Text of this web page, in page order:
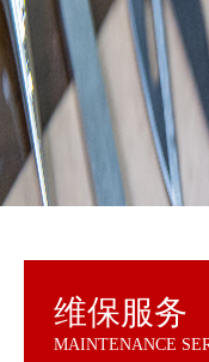
维保服务
MAINTENANCE